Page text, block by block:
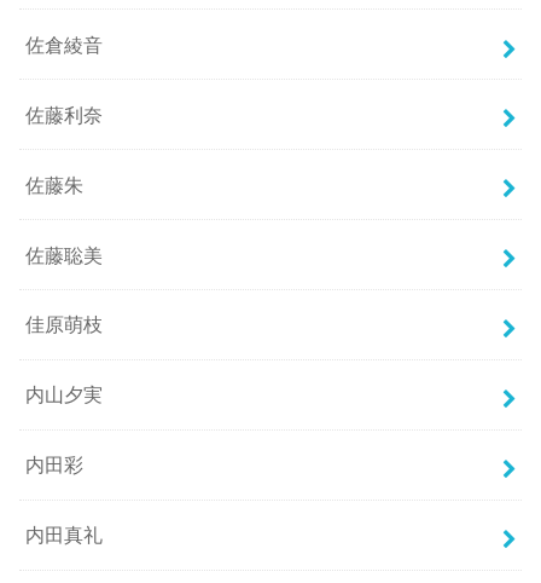
佐倉綾音
佐藤利奈
佐藤朱
佐藤聡美
佳原萌枝
内山夕実
内田彩
内田真礼